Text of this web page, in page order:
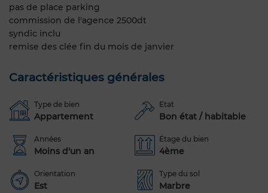
pas de place parking
commission de l'agence 2500dt
syndic inclu
remise des clée fin du mois de janvier
Caractéristiques générales
Type de bien
Appartement
Etat
Bon état / habitable
Années
Moins d'un an
Étage du bien
4ème
Orientation
Est
Type du sol
Marbre